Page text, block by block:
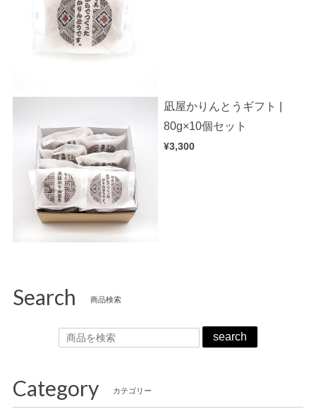
凪屋かりんとうギフト |
80g×10個セット
¥3,300
Search 商品検索
search
Category カテゴリー